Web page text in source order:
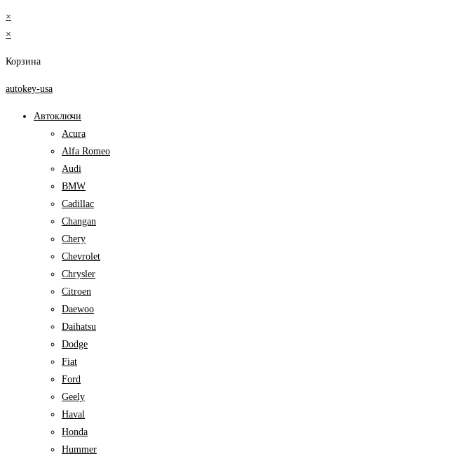
×
×
Корзина
autokey-usa
Автоключи
Acura
Alfa Romeo
Audi
BMW
Cadillac
Changan
Chery
Chevrolet
Chrysler
Citroen
Daewoo
Daihatsu
Dodge
Fiat
Ford
Geely
Haval
Honda
Hummer